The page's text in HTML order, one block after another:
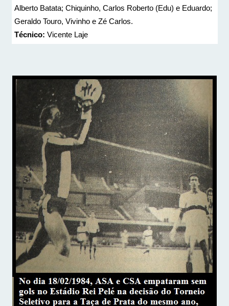
Alberto Batata; Chiquinho, Carlos Roberto (Edu) e Eduardo;
Geraldo Touro, Vivinho e Zé Carlos.
Técnico: Vicente Laje